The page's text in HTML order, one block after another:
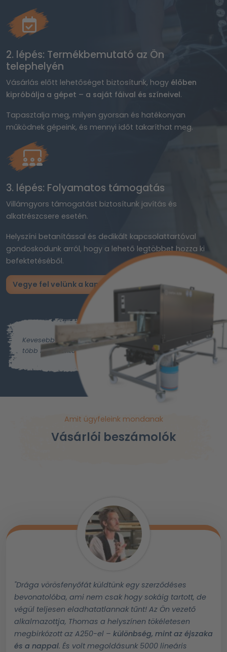
2. lépés: Termékbemutató az Ön
telephelyén
Vásárlás előtt lehetőséget biztosítunk, hogy élőben
kipróbálja a gépet – a saját fáival és színeivel.
Tapasztalja meg, milyen gyorsan és hatékonyan
működnek gépeink, és mennyi időt takaríthat meg.
3. lépés: Folyamatos támogatás
Villámgyors támogatást biztosítunk javítás és
alkatrészcsere esetén.
Helyszíni betanítással és dedikált kapcsolattartóval
gondoskodunk arról, hogy a lehető legtöbbet hozza ki
befektetéséből.
Vegye fel velünk a kapcsolatot most
Kevesebb munka,
több idő a fontos dolgokra.
Amit ügyfeleink mondanak
Vásárlói beszámolók
"Drága vörösfenyőfát küldtünk egy szerződéses
bevonatolóba, ami nem csak hogy sokáig tartott, de
végül teljesen eladhatatlannak tűnt! Az Ön vezető
alkalmazottja, Thomas a helyszínen tökéletesen
megbirkózott az A250-el – különbség, mint az éjszaka
és a nappal. És volt megoldásunk 5000 lineáris